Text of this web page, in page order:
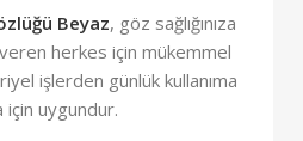
Beyaz, göz sağlığınıza
veren herkes için mükemmel
işlerden günlük kullanıma
uygundur.